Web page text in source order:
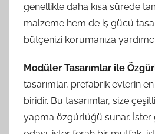
genellikle daha kısa sürede
malzeme hem de iş gücü
bütçenizi korumanıza
Modüler Tasarımlar ile
tasarımlar, prefabrik evlerin
biridir. Bu tasarımlar, size
yapma özgürlüğü sunar. İster